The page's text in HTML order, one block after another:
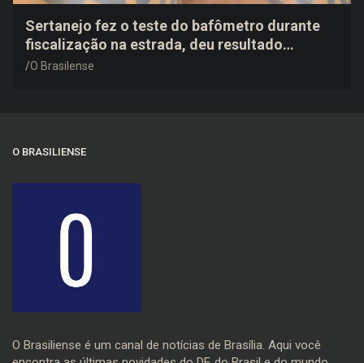
Sertanejo fez o teste do bafômetro durante
fiscalização na estrada, deu resultado
negativo e elogiou o trabalho dos agentes de
O Brasilense
O BRASILIENSE
O Brasiliense é um canal de notícias de Brasília. Aqui você